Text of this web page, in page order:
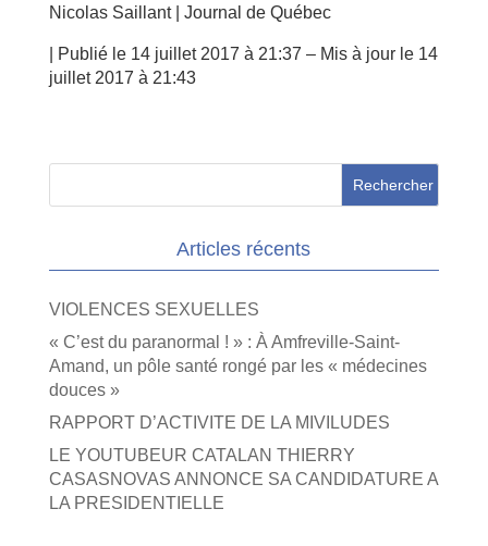
Nicolas Saillant | Journal de Québec
Publié le 14 juillet 2017 à 21:37 – Mis à jour le 14
juillet 2017 à 21:43
Articles récents
VIOLENCES SEXUELLES
« C’est du paranormal ! » : À Amfreville-Saint-
Amand, un pôle santé rongé par les « médecines
douces »
RAPPORT D’ACTIVITE DE LA MIVILUDES
LE YOUTUBEUR CATALAN THIERRY
CASASNOVAS ANNONCE SA CANDIDATURE A
LA PRESIDENTIELLE